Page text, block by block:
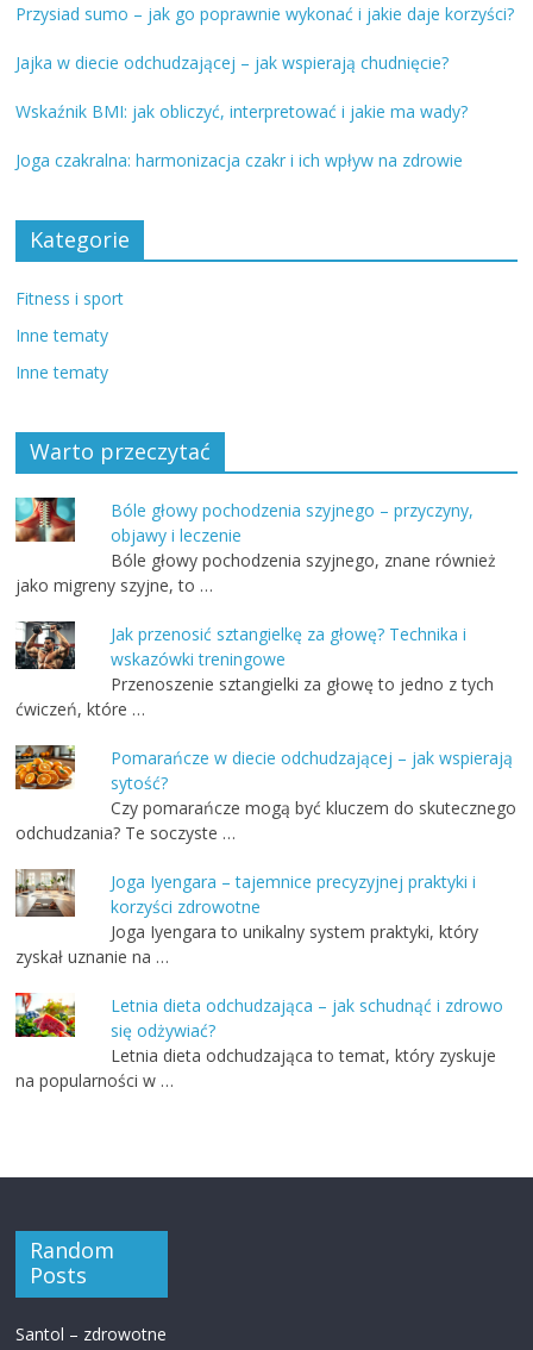
Przysiad sumo – jak go poprawnie wykonać i jakie daje korzyści?
Jajka w diecie odchudzającej – jak wspierają chudnięcie?
Wskaźnik BMI: jak obliczyć, interpretować i jakie ma wady?
Joga czakralna: harmonizacja czakr i ich wpływ na zdrowie
Kategorie
Fitness i sport
Inne tematy
Inne tematy
Warto przeczytać
Bóle głowy pochodzenia szyjnego – przyczyny,
objawy i leczenie
Bóle głowy pochodzenia szyjnego, znane również
jako migreny szyjne, to …
Jak przenosić sztangielkę za głowę? Technika i
wskazówki treningowe
Przenoszenie sztangielki za głowę to jedno z tych
ćwiczeń, które …
Pomarańcze w diecie odchudzającej – jak wspierają
sytość?
Czy pomarańcze mogą być kluczem do skutecznego
odchudzania? Te soczyste …
Joga Iyengara – tajemnice precyzyjnej praktyki i
korzyści zdrowotne
Joga Iyengara to unikalny system praktyki, który
zyskał uznanie na …
Letnia dieta odchudzająca – jak schudnąć i zdrowo
się odżywiać?
Letnia dieta odchudzająca to temat, który zyskuje
na popularności w …
Random
Posts
Santol – zdrowotne